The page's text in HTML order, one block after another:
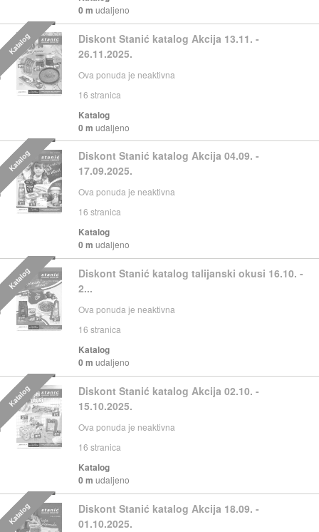
0 m udaljeno
Diskont Stanić katalog Akcija 13.11. -
26.11.2025.
Ova ponuda je neaktivna
16 stranica
Katalog
0 m udaljeno
Katalog
Diskont Stanić katalog Akcija 04.09. -
17.09.2025.
Ova ponuda je neaktivna
16 stranica
Katalog
0 m udaljeno
Katalog
Diskont Stanić katalog talijanski okusi 16.10. -
2...
Ova ponuda je neaktivna
16 stranica
Katalog
0 m udaljeno
Katalog
Diskont Stanić katalog Akcija 02.10. -
15.10.2025.
Ova ponuda je neaktivna
16 stranica
Katalog
0 m udaljeno
Katalog
Diskont Stanić katalog Akcija 18.09. -
01.10.2025.
Katalog